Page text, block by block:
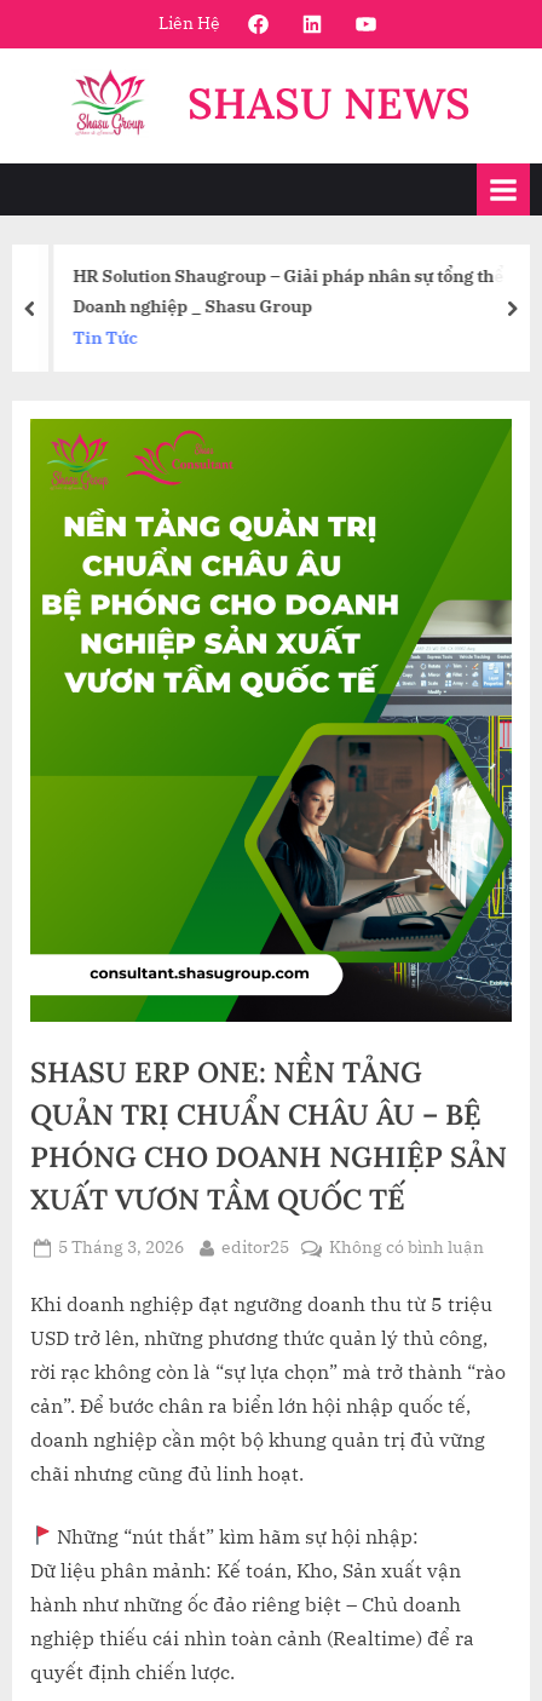
to
Liên Hệ FaceBookLinkedinYoutube
SHASU NEWS
HR Solution Shaugroup – Giải pháp nhân sự tổng thể
Doanh nghiệp _ Shasu Group
Tin Tức
prev
SHASU ERP ONE: NỀN TẢNG
QUẢN TRỊ CHUẨN CHÂU ÂU – BỆ
PHÓNG CHO DOANH NGHIỆP SẢN
XUẤT VƯƠN TẦM QUỐC TẾ
Posted
5 Tháng 3, 2026 By
editor25 Không có bình luậnở
ERP
ONE:
TẢNG
TRỊ
Khi doanh nghiệp đạt ngưỡng doanh thu từ 5 triệu
USD trở lên, những phương thức quản lý thủ công,
rời rạc không còn là “sự lựa chọn” mà trở thành “rào
cản”. Để bước chân ra biển lớn hội nhập quốc tế,
doanh nghiệp cần một bộ khung quản trị đủ vững
chãi nhưng cũng đủ linh hoạt.
Những “nút thắt” kìm hãm sự hội nhập:
Dữ liệu phân mảnh: Kế toán, Kho, Sản xuất vận
hành như những ốc đảo riêng biệt – Chủ doanh
nghiệp thiếu cái nhìn toàn cảnh (Realtime) để ra
quyết định chiến lược.